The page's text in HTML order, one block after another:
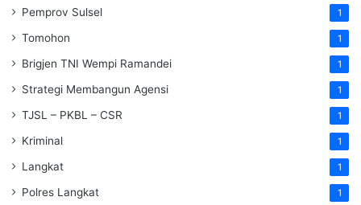
Pemprov Sulsel 1
Tomohon 1
Brigjen TNI Wempi Ramandei 1
Strategi Membangun Agensi 1
TJSL – PKBL – CSR 1
Kriminal 1
Langkat 1
Polres Langkat 1